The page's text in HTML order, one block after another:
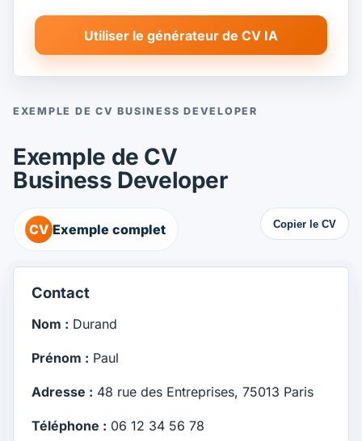
EXEMPLE DE CV BUSINESS DEVELOPER
Exemple de CV
Business Developer
CV Exemple complet Copier le CV
Contact
Nom : Durand
Prénom : Paul
Adresse : 48 rue des Entreprises, 75013 Paris
Téléphone : 06 12 34 56 78
Utiliser le générateur de CV IA